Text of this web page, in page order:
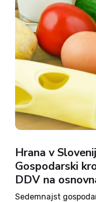
Hrana v
Gospodarski
DDV na
Sedemnajst